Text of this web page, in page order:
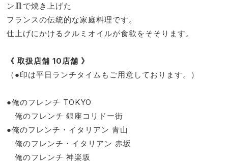
ン皿で焼き上げた
フランスの伝統的な家庭料理です。
仕上げにかけるクルミオイルが食欲をそそります。
《 取扱店舗 10店舗 》
（●印は平日ランチタイムもご用意しております。）
●俺のフレンチ TOKYO
俺のフレンチ 銀座コリドー街
●俺のフレンチ・イタリアン 青山
俺のフレンチ・イタリアン 赤坂
俺のフレンチ 神楽坂